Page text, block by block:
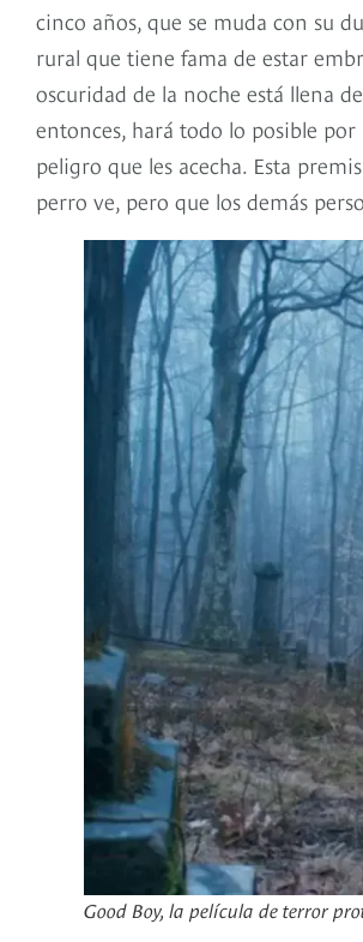
cinco años, que se muda con su
rural que tiene fama de estar
oscuridad de la noche está llena
entonces, hará todo lo posible
peligro que les acecha. Esta
perro ve, pero que los demás
Good Boy, la película de terror